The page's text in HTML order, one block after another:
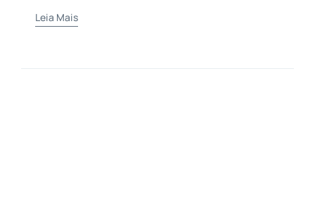
Leia Mais